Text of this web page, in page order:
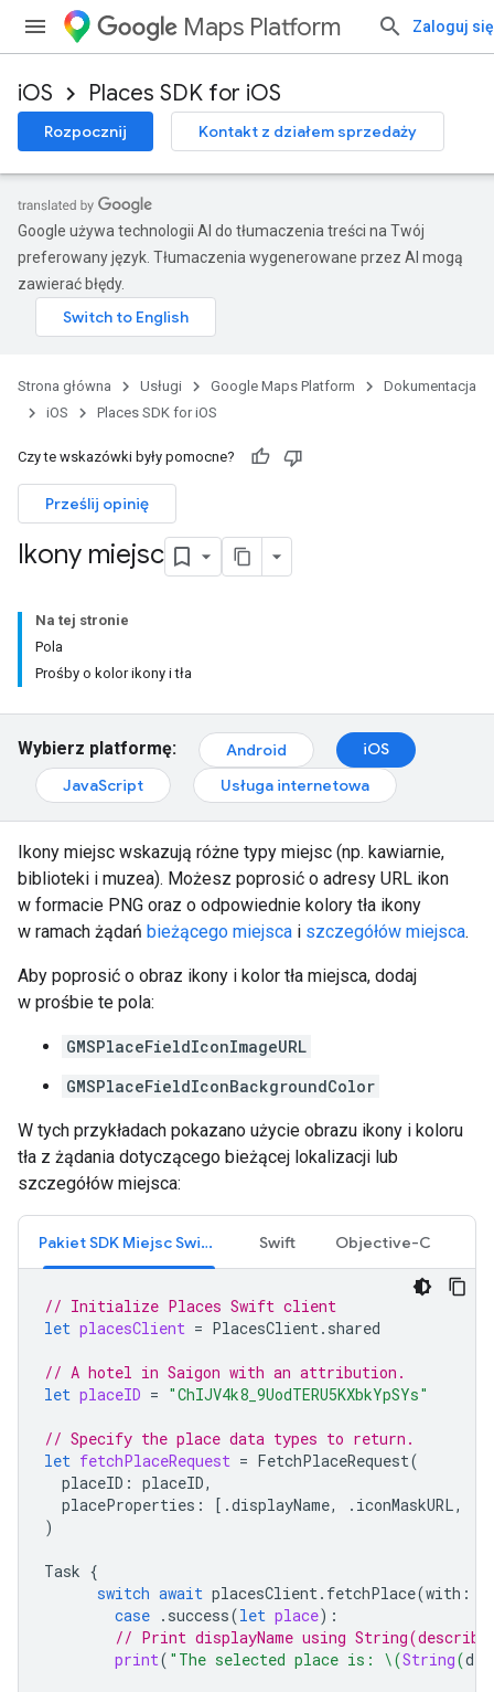
Maps Platform Zaloguj się
iOS Places SDK for iOS
Rozpocznij Kontakt z działem sprzedaży
Google używa technologii AI do tłumaczenia treści na Twój
preferowany język. Tłumaczenia wygenerowane przez AI mogą
zawierać błędy.
Strona główna Usługi Google Maps Platform
Dokumentacja
iOS
Places SDK for iOS
Czy te wskazówki były pomocne?
Prześlij opinię
Ikony miejsc
Na tej stronie
Pola
Prośby o kolor ikony i tła
Wybierz platformę: Android
iOS
JavaScript
Usługa internetowa
Ikony miejsc wskazują różne typy miejsc (np. kawiarnie,
biblioteki i muzea). Możesz poprosić o adresy URL ikon
w formacie PNG oraz o odpowiednie kolory tła ikony
w ramach żądań bieżącego miejsca i szczegółów miejsca.
Aby poprosić o obraz ikony i kolor tła miejsca, dodaj
w prośbie te pola:
GMSPlaceFieldIconImageURL
GMSPlaceFieldIconBackgroundColor
W tych przykładach pokazano użycie obrazu ikony i koloru
tła z żądania dotyczącego bieżącej lokalizacji lub
szczegółów miejsca:
Pakiet SDK Miejsc Swift na iOS Swift Objective-C
// Initialize Places Swift client
let placesClient = PlacesClient. shared
// A hotel in Saigon with an attribution.
let placeID = "ChIJV4k8_9UodTERU5KXbkYpSYs"
// Specify the place data types to return.
let fetchPlaceRequest = FetchPlaceRequest(
placeID : placeID,
placeProperties : [.displayName, . iconMaskURL,
)
Task {
switch await placesClient. fetchPlace(with :
case . success(let place):
// Print displayName using
print( "The selected place is: \(String(